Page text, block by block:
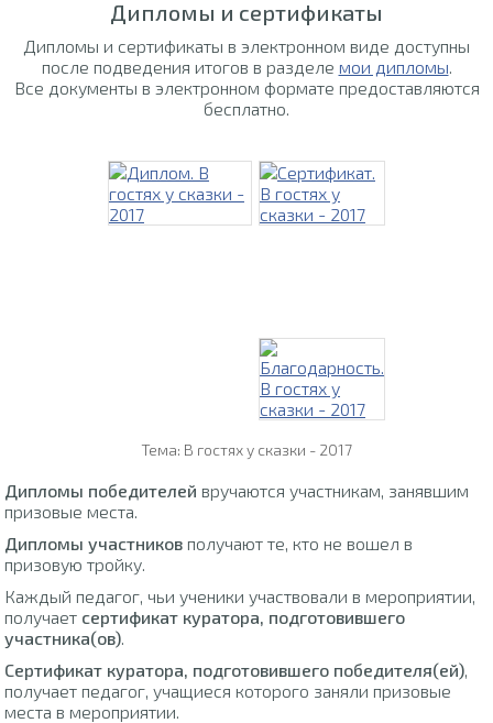
Дипломы и сертификаты
Дипломы и сертификаты в электронном виде доступны
после подведения итогов в разделе мои дипломы.
Все документы в электронном формате предоставляются
бесплатно.
Тема: В гостях у сказки - 2017
Дипломы победителей вручаются участникам, занявшим
призовые места.
Дипломы участников получают те, кто не вошел в
призовую тройку.
Каждый педагог, чьи ученики участвовали в мероприятии,
получает сертификат куратора, подготовившего
участника(ов).
Сертификат куратора, подготовившего победителя(ей),
получает педагог, учащиеся которого заняли призовые
места в мероприятии.